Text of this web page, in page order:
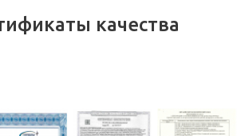
качества